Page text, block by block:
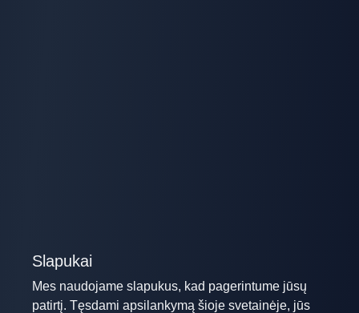
Slapukai
Mes naudojame slapukus, kad pagerintume jūsų
patirtį. Tęsdami apsilankymą šioje svetainėje, jūs